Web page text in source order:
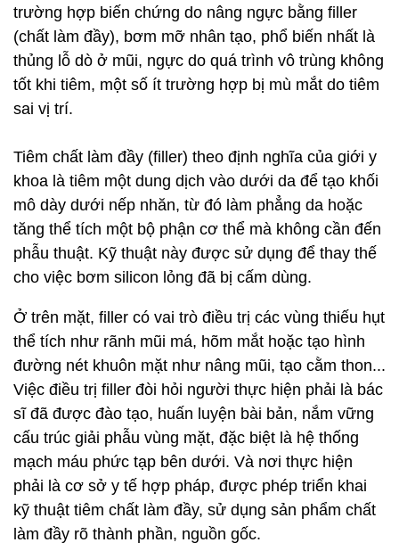
trường hợp biến chứng do nâng ngực bằng filler
(chất làm đầy), bơm mỡ nhân tạo, phổ biến nhất là
thủng lỗ dò ở mũi, ngực do quá trình vô trùng không
tốt khi tiêm, một số ít trường hợp bị mù mắt do tiêm
sai vị trí.
Tiêm chất làm đầy (filler) theo định nghĩa của giới y
khoa là tiêm một dung dịch vào dưới da để tạo khối
mô dày dưới nếp nhăn, từ đó làm phẳng da hoặc
tăng thể tích một bộ phận cơ thể mà không cần đến
phẫu thuật. Kỹ thuật này được sử dụng để thay thế
cho việc bơm silicon lỏng đã bị cấm dùng.
Ở trên mặt, filler có vai trò điều trị các vùng thiếu hụt
thể tích như rãnh mũi má, hõm mắt hoặc tạo hình
đường nét khuôn mặt như nâng mũi, tạo cằm thon...
Việc điều trị filler đòi hỏi người thực hiện phải là bác
sĩ đã được đào tạo, huấn luyện bài bản, nắm vững
cấu trúc giải phẫu vùng mặt, đặc biệt là hệ thống
mạch máu phức tạp bên dưới. Và nơi thực hiện
phải là cơ sở y tế hợp pháp, được phép triển khai
kỹ thuật tiêm chất làm đầy, sử dụng sản phẩm chất
làm đầy rõ thành phần, nguồn gốc.